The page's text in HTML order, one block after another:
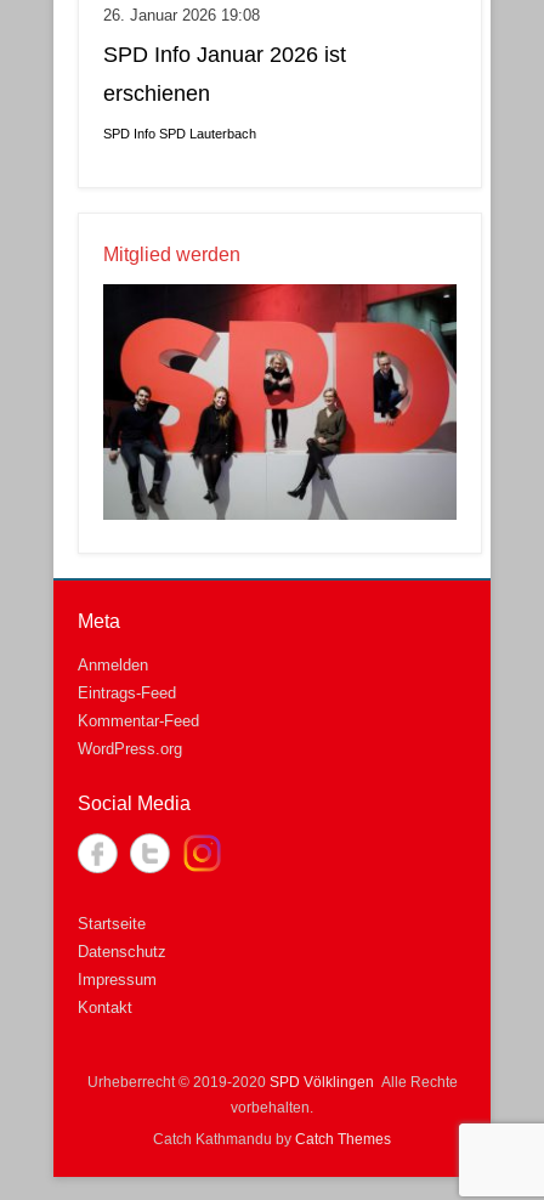
26. Januar 2026 19:08
SPD Info Januar 2026 ist
erschienen
SPD Info SPD Lauterbach
Mitglied werden
Meta
Anmelden
Eintrags-Feed
Kommentar-Feed
WordPress.org
Social Media
Startseite
Datenschutz
Impressum
Kontakt
Urheberrecht © 2019-2020 SPD Völklingen Alle Rechte
vorbehalten.
Catch Kathmandu by Catch Themes